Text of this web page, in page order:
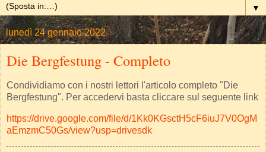
▼
lunedì 24 gennaio 2022
Die Bergfestung - Completo
Condividiamo con i nostri lettori l'articolo completo "Die
Bergfestung". Per accedervi basta cliccare sul seguente link
https://drive.google.com/file/d/1Kk0KGsctH5cF6iuJ7V0OgM
aEmzmC50Gs/view?usp=drivesdk